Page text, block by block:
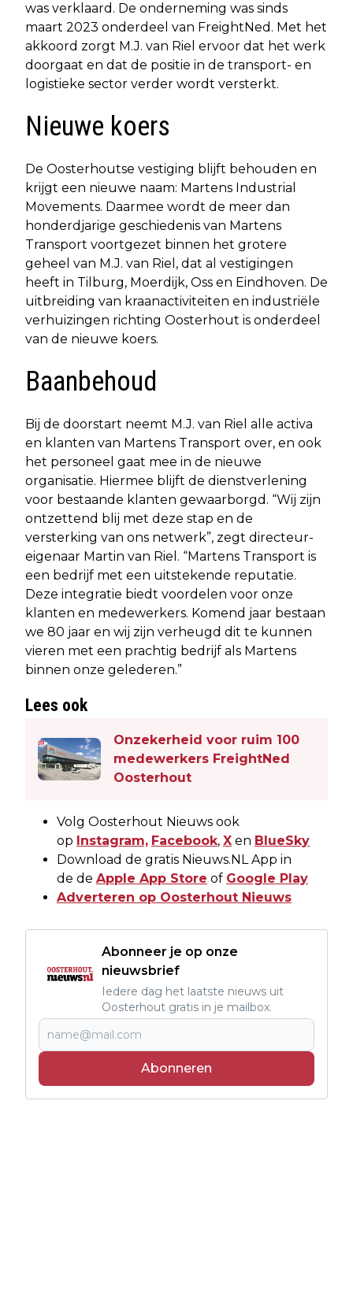
was verklaard. De onderneming was sinds
maart 2023 onderdeel van FreightNed. Met het
akkoord zorgt M.J. van Riel ervoor dat het werk
doorgaat en dat de positie in de transport- en
logistieke sector verder wordt versterkt.
Nieuwe koers
De Oosterhoutse vestiging blijft behouden en
krijgt een nieuwe naam: Martens Industrial
Movements. Daarmee wordt de meer dan
honderdjarige geschiedenis van Martens
Transport voortgezet binnen het grotere
geheel van M.J. van Riel, dat al vestigingen
heeft in Tilburg, Moerdijk, Oss en Eindhoven. De
uitbreiding van kraanactiviteiten en industriële
verhuizingen richting Oosterhout is onderdeel
van de nieuwe koers.
Baanbehoud
Bij de doorstart neemt M.J. van Riel alle activa
en klanten van Martens Transport over, en ook
het personeel gaat mee in de nieuwe
organisatie. Hiermee blijft de dienstverlening
voor bestaande klanten gewaarborgd. “Wij zijn
ontzettend blij met deze stap en de
versterking van ons netwerk”, zegt directeur-
eigenaar Martin van Riel. “Martens Transport is
een bedrijf met een uitstekende reputatie.
Deze integratie biedt voordelen voor onze
klanten en medewerkers. Komend jaar bestaan
we 80 jaar en wij zijn verheugd dit te kunnen
vieren met een prachtig bedrijf als Martens
binnen onze gelederen.”
Lees ook
Onzekerheid voor ruim 100
medewerkers FreightNed
Oosterhout
Volg Oosterhout Nieuws ook
op Instagram, Facebook, X en BlueSky
Download de gratis Nieuws.NL App in
de de Apple App Store of Google Play
Adverteren op Oosterhout Nieuws
Abonneer je op onze
nieuwsbrief
Iedere dag het laatste nieuws uit
Oosterhout gratis in je mailbox.
Abonneren